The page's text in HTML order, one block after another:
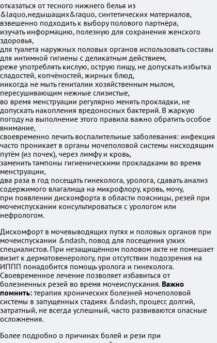
отказаться от тесного нижнего белья из
&laquo,недышащих&raquo, синтетических материалов,
взвешенно подходить к выбору полового партнёра,
изучать информацию, полезную для сохранения женского
здоровья,
для туалета наружных половых органов использовать составы
для интимной гигиены с деликатным действием,
реже употреблять кислую, острую пищу, не допускать избытка
сладостей, копчёностей, жирных блюд,
никогда не мыть гениталии хозяйственным мылом,
пересушивающим нежные слизистые,
во время менструации регулярно менять прокладки, не
допускать накопления вредоносных бактерий. В жаркую
погоду на выполнение этого правила важно обратить особое
внимание,
своевременно лечить воспалительные заболевания: инфекция
часто проникает в органы мочеполовой системы нисходящим
путём (из почек), через лимфу и кровь,
заменить тампоны гигиеническими прокладками во время
менструации,
два раза в год посещать гинеколога, уролога, сдавать анализ
содержимого влагалища на микрофлору, кровь, мочу,
при появлении дискомфорта в области поясницы, резей при
мочеиспускании консультироваться с урологом или
нефрологом.
Дискомфорт в мочевыводящих путях и половых органов при
мочеиспускании &ndash, повод для посещения узких
специалистов. При незащищённом половом акте не помешает
визит к дерматовенерологу, при отсутствии подозрения на
ИППП понадобится помощь уролога и гинеколога.
Своевременное лечение позволяет избавиться от
болезненных резей во время мочеиспускания. Важно
помнить: терапия хронических болезней мочеполовой
системы в запущенных стадиях &ndash, процесс долгий,
затратный, не всегда успешный, часто развиваются опасные
осложнения.
Более подробно о причинах болей и рези при